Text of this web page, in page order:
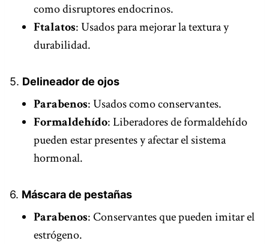
como disruptores endocrinos.
Ftalatos: Usados para mejorar la textura y
durabilidad.
5. Delineador de ojos
Parabenos: Usados como conservantes.
Formaldehído: Liberadores de formaldehído
pueden estar presentes y afectar el sistema
hormonal.
6. Máscara de pestañas
Parabenos: Conservantes que pueden imitar el
estrógeno.